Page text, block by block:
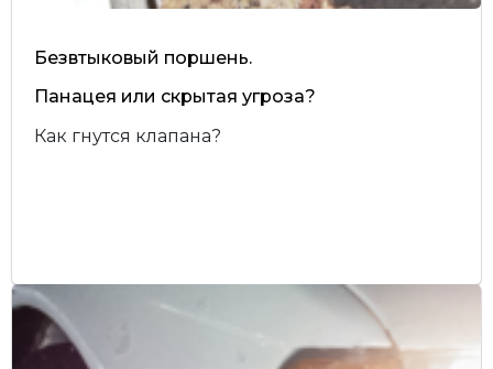
Безвтыковый поршень.
Панацея или скрытая угроза?
Как гнутся клапана?